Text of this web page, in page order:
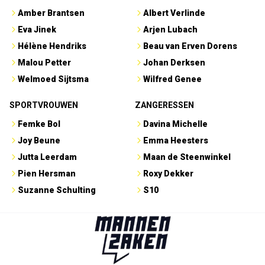
Amber Brantsen
Eva Jinek
Hélène Hendriks
Malou Petter
Welmoed Sijtsma
Albert Verlinde
Arjen Lubach
Beau van Erven Dorens
Johan Derksen
Wilfred Genee
SPORTVROUWEN
Femke Bol
Joy Beune
Jutta Leerdam
Pien Hersman
Suzanne Schulting
ZANGERESSEN
Davina Michelle
Emma Heesters
Maan de Steenwinkel
Roxy Dekker
S10